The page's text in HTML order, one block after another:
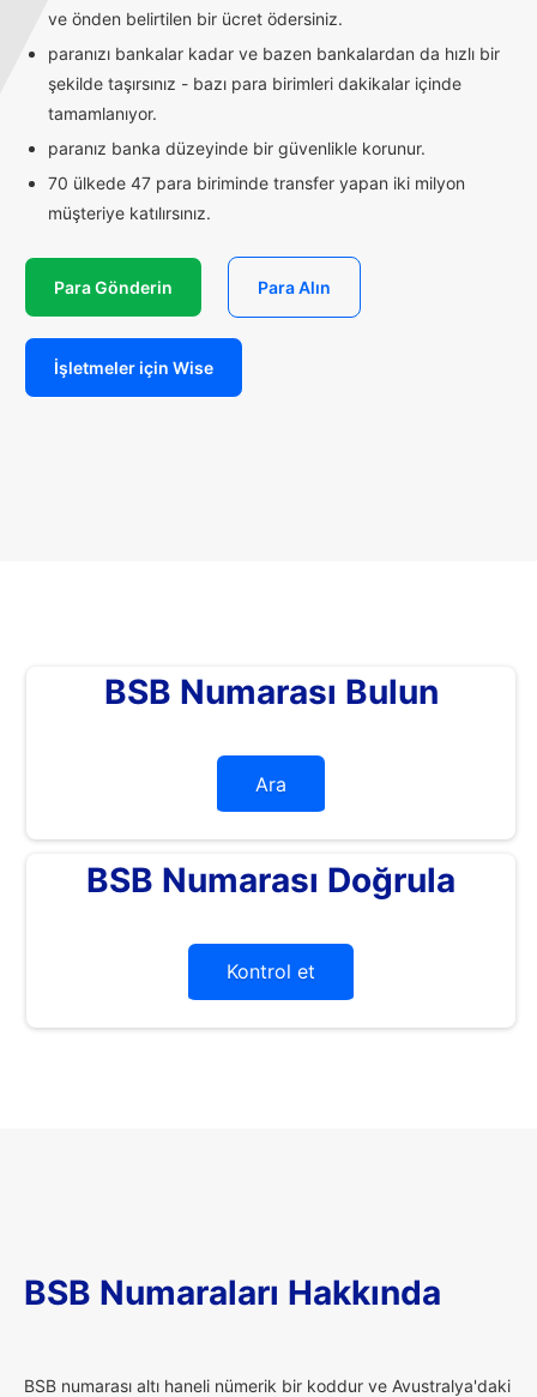
ve önden belirtilen bir ücret ödersiniz.
paranızı bankalar kadar ve bazen bankalardan da hızlı bir
şekilde taşırsınız - bazı para birimleri dakikalar içinde
tamamlanıyor.
paranız banka düzeyinde bir güvenlikle korunur.
70 ülkede 47 para biriminde transfer yapan iki milyon
müşteriye katılırsınız.
Para Gönderin Para Alın
İşletmeler için Wise
BSB Numarası Bulun
Ara
BSB Numarası Doğrula
Kontrol et
BSB Numaraları Hakkında
BSB numarası altı haneli nümerik bir koddur ve Avustralya'daki